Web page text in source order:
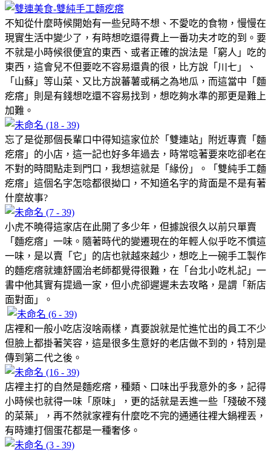
不知從什麼時候開始有一些兒時不想、不愛吃的食物，慢慢在
現實生活中變少了，有時想吃還得費上一番功夫才吃的到。要
不就是小時候很便宜的東西、或者正確的說法是「窮人」吃的
東西，這會兒不但要吃不容易還貴的很，比方說「川七」、
「山蘇」等山菜、又比方說蕃薯或稱之為地瓜，而這當中「麵
疙瘩」則是有錢想吃還不容易找到，想吃夠水準的那更是難上
加難。
忘了是從那個長輩口中得知這家位於「雙連站」附近專賣「麵
疙瘩」的小店，這一記也好多年過去，時常唸著要來吃卻老在
不對的時間點走到門口，我想這就是「緣份」。「雙純手工麵
疙瘩」這個名字怎唸都很拗口，不知道名字的背面是不是有著
什麼故事?
小虎不曉得這家店在此開了多少年，但據說很久以前只單賣
「麵疙瘩」一味。隨著時代的變遷現在的年輕人似乎吃不慣這
一味，是以賣「它」的店也就越來越少，想吃上一碗手工製作
的麵疙瘩就連舒國治老師都覺得很難，在「台北小吃札記」一
書中他其實有提過一家，但小虎卻遲遲未去攻略，是謂「新店
面對面」。
店裡和一般小吃店沒啥兩樣，真要說就是忙進忙出的員工不少
但臉上都掛著笑容，這是很多生意好的老店做不到的，特別是
傳到第二代之後。
店裡主打的自然是麵疙瘩，種類、口味出乎我意外的多，記得
小時候也就得一味「原味」，更的話就是丟進一些「殘破不殘
的菜葉」，再不然就家裡有什麼吃不完的通通往裡大鍋裡丟，
有時連打個蛋花都是一種奢侈。